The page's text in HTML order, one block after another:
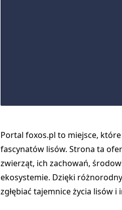
Portal foxos.pl to miejsce,
fascynatów lisów. Strona ta
zwierząt, ich zachowań,
ekosystemie. Dzięki
zgłębiać tajemnice życia lisów